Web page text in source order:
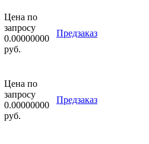
Цена по
запросу
0.00000000
руб.
Предзаказ
Цена по
запросу
0.00000000
руб.
Предзаказ